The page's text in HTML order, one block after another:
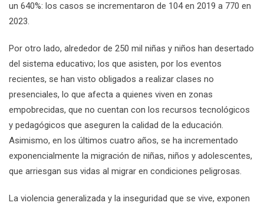
un 640%: los casos se incrementaron de 104 en 2019 a 770 en
2023.
Por otro lado, alrededor de 250 mil niñas y niños han desertado
del sistema educativo; los que asisten, por los eventos
recientes, se han visto obligados a realizar clases no
presenciales, lo que afecta a quienes viven en zonas
empobrecidas, que no cuentan con los recursos tecnológicos
y pedagógicos que aseguren la calidad de la educación.
Asimismo, en los últimos cuatro años, se ha incrementado
exponencialmente la migración de niñas, niños y adolescentes,
que arriesgan sus vidas al migrar en condiciones peligrosas.
La violencia generalizada y la inseguridad que se vive, exponen